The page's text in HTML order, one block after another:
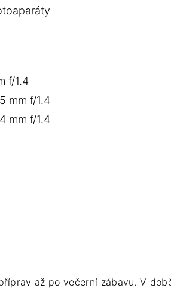
f/1.4
mm f/1.4
mm f/1.4
až po večerní zábavu. V